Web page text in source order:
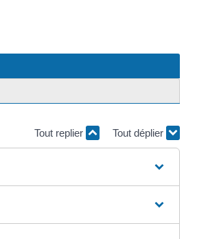
Tout replier Tout déplier